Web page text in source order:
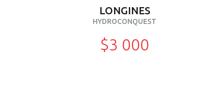
LONGINES
HYDROCONQUEST
$3 000